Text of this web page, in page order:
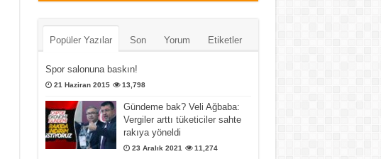
Popüler Yazılar Son Yorum Etiketler
Spor salonuna baskın!
21 Haziran 2015 13,798
Gündeme bak? Veli Ağbaba:
Vergiler arttı tüketiciler sahte
rakıya yöneldi
23 Aralık 2021 11,274